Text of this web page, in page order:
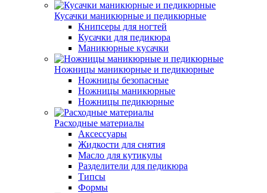
Кусачки маникюрные и педикюрные
Книпсеры для ногтей
Кусачки для педикюра
Маникюрные кусачки
Ножницы маникюрные и педикюрные
Ножницы безопасные
Ножницы маникюрные
Ножницы педикюрные
Расходные материалы
Аксессуары
Жидкости для снятия
Масло для кутикулы
Разделители для педикюра
Типсы
Формы